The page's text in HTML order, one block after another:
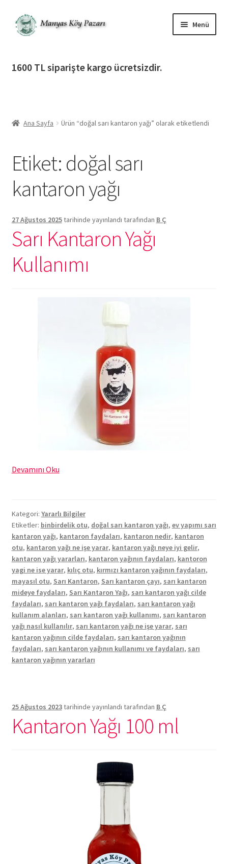
Dolaşıma
geç
İçeriğe
geç
Menü
genişlet
İletişim
1600 TL siparişte kargo ücretsizdir.
Ana Sayfa Ürün “doğal sarı kantaron yağı” olarak etiketlendi
Etiket: doğal sarı
kantaron yağı
27 Ağustos 2025tarihinde yayınlandı tarafından B Ç
Sarı Kantaron Yağı
Kullanımı
Devamını OkuSarı
Kategori: Yararlı Bilgiler
Etiketler: binbirdelik otu, doğal sarı kantaron yağı, ev yapımı sarı
kantaron yağı, kantaron faydaları, kantaron nedir, kantaron
otu, kantaron yağı ne işe yarar, kantaron yağı neye iyi gelir,
kantaron yağı yararları, kantaron yağının faydaları, kantoron
yagi ne ise yarar, kılıç otu, kırmızı kantaron yağının faydaları,
mayasıl otu, Sarı Kantaron, Sarı kantaron çayı, sarı kantaron
mideye faydaları, Sarı Kantaron Yağı, sarı kantaron yağı cilde
faydaları, sarı kantaron yağı faydaları, sarı kantaron yağı
kullanım alanları, sarı kantaron yağı kullanımı, sarı kantaron
yağı nasıl kullanılır, sarı kantaron yağı ne işe yarar, sarı
kantaron yağının cilde faydaları, sarı kantaron yağının
faydaları, sarı kantaron yağının kullanımı ve faydaları, sarı
kantaron yağının yararları
25 Ağustos 2023tarihinde yayınlandı tarafından B Ç
Kantaron Yağı 100 ml